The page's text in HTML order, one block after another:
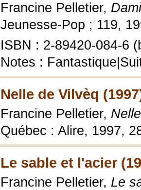
Francine Pelletier,
Jeunesse-Pop ; 119,
ISBN : 2-89420-084-6
Notes :
Nelle de Vilvèq
Francine Pelletier,
Québec : Alire, 1997,
Le sable et l'acier
Francine Pelletier, Le